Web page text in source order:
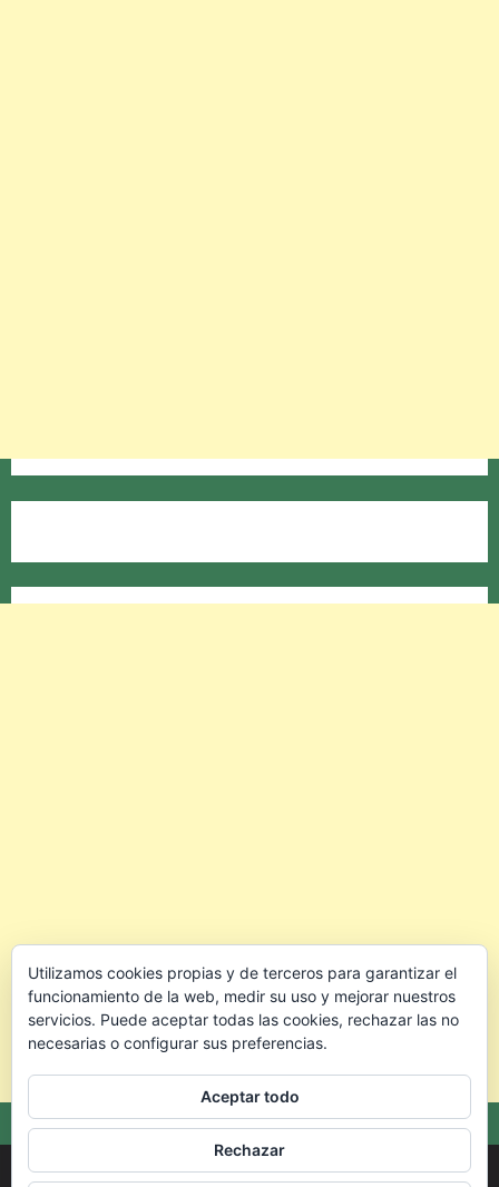
Copyright © 2026 🐰 Conejo.info — Todo para cuidar mejor a tu
Utilizamos cookies propias y de terceros para garantizar el
funcionamiento de la web, medir su uso y mejorar nuestros
servicios. Puede aceptar todas las cookies, rechazar las no
necesarias o configurar sus preferencias.
Aceptar todo
Rechazar